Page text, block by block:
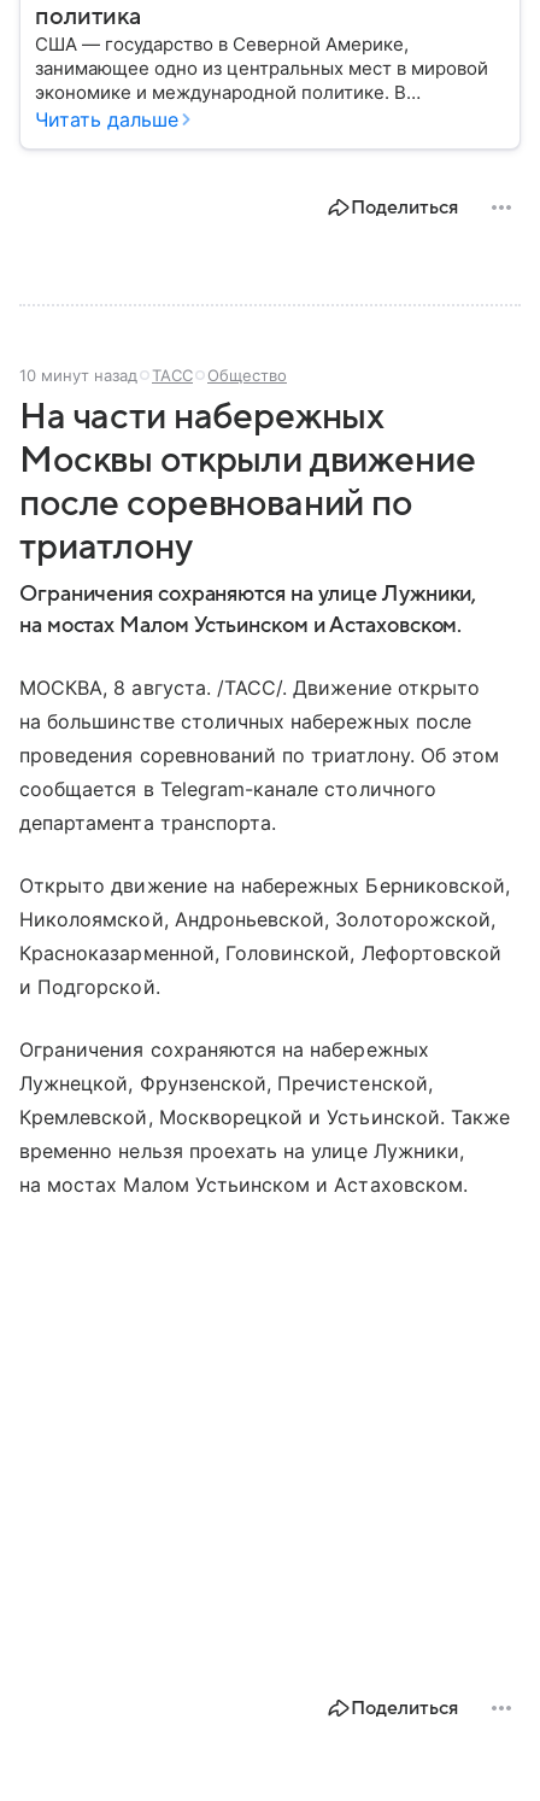
политика
США — государство в Северной Америке,
занимающее одно из центральных мест в мировой
экономике и международной политике. В
материале — основные сведения об этой стране.
Читать дальше
Поделиться
10 минут назад ТАСС Общество
На части набережных
Москвы открыли движение
после соревнований по
триатлону
Ограничения сохраняются на улице Лужники,
на мостах Малом Устьинском и Астаховском.
МОСКВА, 8 августа. /ТАСС/. Движение открыто
на большинстве столичных набережных после
проведения соревнований по триатлону. Об этом
сообщается в Telegram-канале столичного
департамента транспорта.
Открыто движение на набережных Берниковской,
Николоямской, Андроньевской, Золоторожской,
Красноказарменной, Головинской, Лефортовской
и Подгорской.
Ограничения сохраняются на набережных
Лужнецкой, Фрунзенской, Пречистенской,
Кремлевской, Москворецкой и Устьинской. Также
временно нельзя проехать на улице Лужники,
на мостах Малом Устьинском и Астаховском.
Поделиться